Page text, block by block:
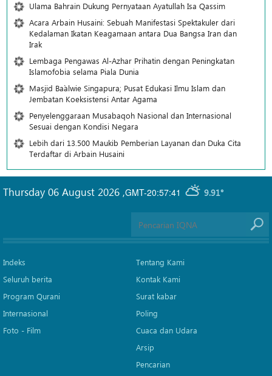
Ulama Bahrain Dukung Pernyataan Ayatullah Isa Qassim
Acara Arbain Husaini: Sebuah Manifestasi Spektakuler dari
Kedalaman Ikatan Keagamaan antara Dua Bangsa Iran dan
Irak
Lembaga Pengawas Al-Azhar Prihatin dengan Peningkatan
Islamofobia selama Piala Dunia
Masjid Ba`alwie Singapura; Pusat Edukasi Ilmu Islam dan
Jembatan Koeksistensi Antar Agama
Penyelenggaraan Musabaqoh Nasional dan Internasional
Sesuai dengan Kondisi Negara
Lebih dari 13.500 Maukib Pemberian Layanan dan Duka Cita
Terdaftar di Arbain Husaini
GMT-20:57:41 9.91°
Thursday 06 August 2026 ,
Indeks
Seluruh berita
Program Qurani
Internasional
Foto - Film
Tentang Kami
Kontak Kami
Surat kabar
Poling
Cuaca dan Udara
Arsip
Pencarian